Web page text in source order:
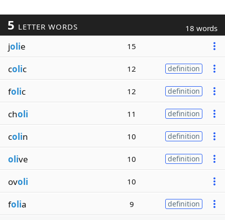
5 LETTER WORDS 18 words
jolie 15
colic 12 definition
folic 12 definition
choli 11 definition
colin 10 definition
olive 10 definition
ovoli 10
folia 9 definition